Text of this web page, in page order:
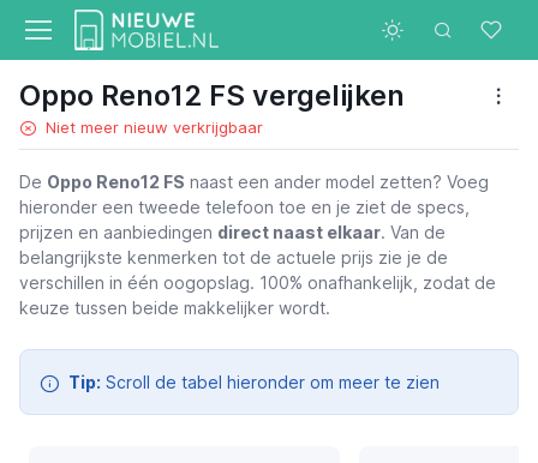
Oppo Reno12 FS vergelijken
Niet meer nieuw verkrijgbaar
Oppo Reno12 FS
De Oppo Reno12 FS naast een ander model zetten? Voeg
hieronder een tweede telefoon toe en je ziet de specs,
prijzen en aanbiedingen direct naast elkaar. Van de
belangrijkste kenmerken tot de actuele prijs zie je de
verschillen in één oogopslag. 100% onafhankelijk, zodat de
keuze tussen beide makkelijker wordt.
Tip: Scroll de tabel hieronder om meer te zien